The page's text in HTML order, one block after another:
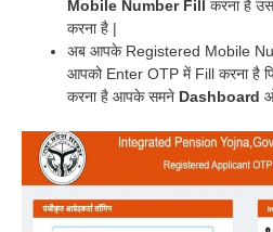
Mobile Number Fill करना है
करना है |
अब आपके Registered Mobile
आपको Enter OTP में Fill करना है
करना है आपके समने Dashboard